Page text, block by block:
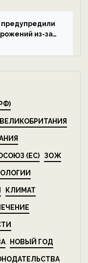
из-за
ВЕЛИКОБРИТАНИЯ
(ЕС) ЗОЖ
КЛИМАТ
НОВЫЙ ГОД